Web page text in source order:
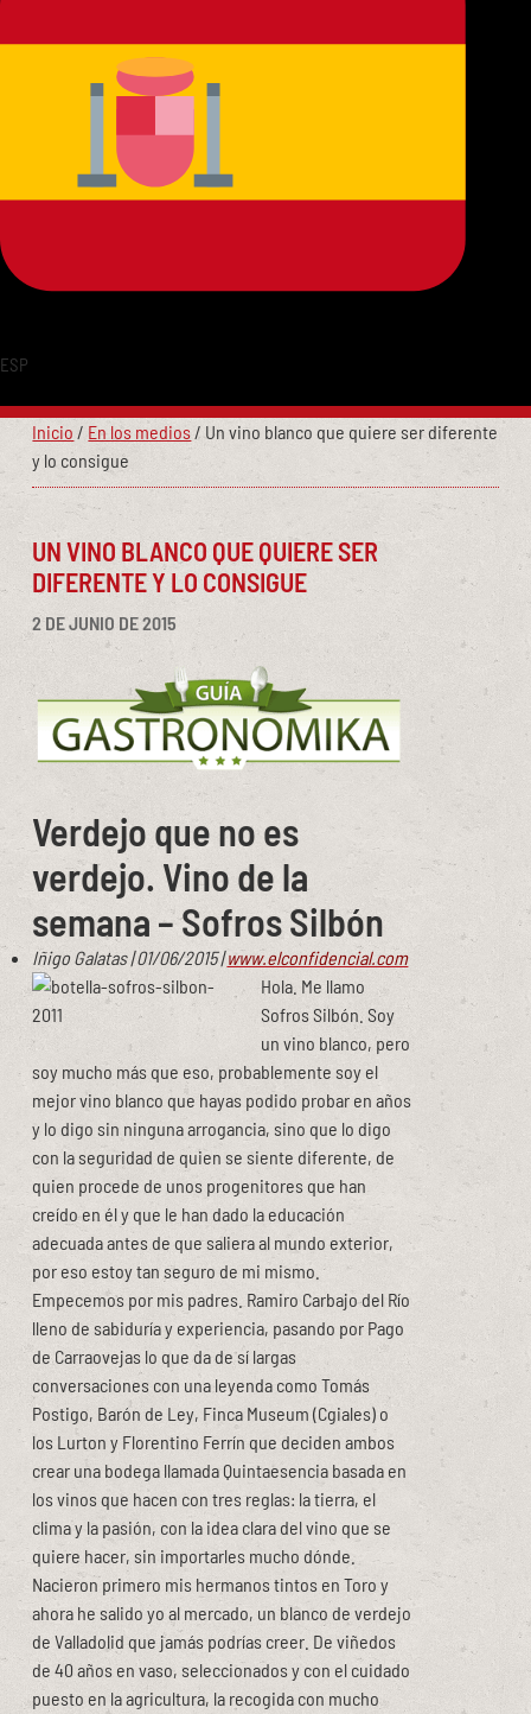
ESP
Inicio / En los medios / Un vino blanco que quiere ser diferente
y lo consigue
UN VINO BLANCO QUE QUIERE SER
DIFERENTE Y LO CONSIGUE
2 DE JUNIO DE 2015
Verdejo que no es
verdejo. Vino de la
semana – Sofros Silbón
Iñigo Galatas | 01/06/2015 |www.elconfidencial.com
Hola. Me llamo
Sofros Silbón. Soy
un vino blanco, pero
soy mucho más que eso, probablemente soy el
mejor vino blanco que hayas podido probar en años
y lo digo sin ninguna arrogancia, sino que lo digo
con la seguridad de quien se siente diferente, de
quien procede de unos progenitores que han
creído en él y que le han dado la educación
adecuada antes de que saliera al mundo exterior,
por eso estoy tan seguro de mi mismo.
Empecemos por mis padres. Ramiro Carbajo del Río
lleno de sabiduría y experiencia, pasando por Pago
de Carraovejas lo que da de sí largas
conversaciones con una leyenda como Tomás
Postigo, Barón de Ley, Finca Museum (Cgiales) o
los Lurton y Florentino Ferrín que deciden ambos
crear una bodega llamada Quintaesencia basada en
los vinos que hacen con tres reglas: la tierra, el
clima y la pasión, con la idea clara del vino que se
quiere hacer, sin importarles mucho dónde.
Nacieron primero mis hermanos tintos en Toro y
ahora he salido yo al mercado, un blanco de verdejo
de Valladolid que jamás podrías creer. De viñedos
de 40 años en vaso, seleccionados y con el cuidado
puesto en la agricultura, la recogida con mucho